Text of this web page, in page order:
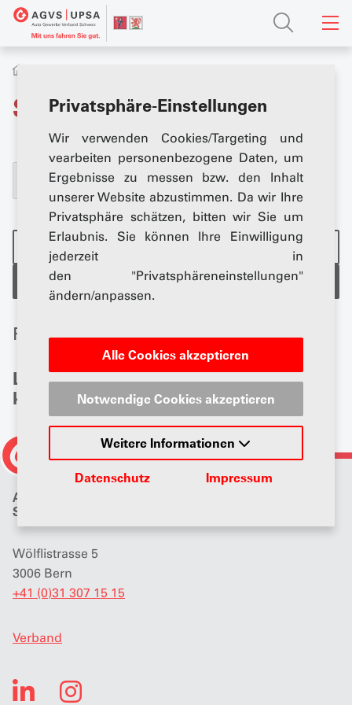
Privatsphäre-Einstellungen
Wir verwenden Cookies/Targeting und
vearbeiten personenbezogene Daten, um
Ergebnisse zu messen bzw. den Inhalt
unserer Website abzustimmen. Da wir Ihre
Privatsphäre schätzen, bitten wir Sie um
Erlaubnis. Sie können Ihre Einwilligung
jederzeit in
den "Privatsphäreneinstellungen"
ändern/anpassen.
Alle Cookies akzeptieren
Notwendige Cookies akzeptieren
Weitere Informationen
Datenschutz Impressum
Search
bei dieser Section suchen
beim AGVS suchen
Filtern Sie die Suchresultate:
Leider haben wir zu Ihrer Sucheingabe
keine Resultate gefunden.
Auto Gewerbe Verband
Schweiz (AGVS)
Wölflistrasse 5
3006 Bern
+41 (0)31 307 15 15
Verband